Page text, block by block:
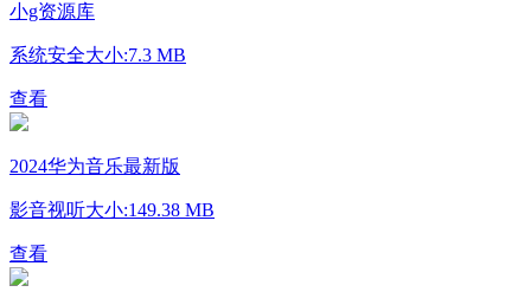
小g资源库
系统安全大小:7.3 MB
查看
2024华为音乐最新版
影音视听大小:149.38 MB
查看